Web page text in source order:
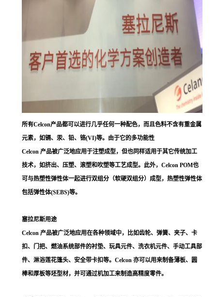
所有Celcon产品都可以进行几乎任何一种配色，而且色料不含有重金属
元素，如镉、汞、铅、铬(VI)等。由于它的多功能性
Celcon 产品被广泛地应用于注塑成型，但也同样适用于其它传统加工
技术，如挤出、压塑、滚塑和吹塑等工艺成型。此外，Celcon POM也
可与热塑性弹性体一起进行双组分（软硬双组分）成型，热塑性弹性体
包括弹性体(SEBS)等。
塞拉尼斯用途
Celcon 产品被广泛地应用在各种领域中，比如齿轮、弹簧、夹子、卡
扣、门把、燃油系统部件的衬垫、玩具元件、洗衣机元件、手动工具部
件、淋浴莲花篷头、安全带卡扣等。Celcon 亦可以用来制备薄板、圆
棒和厚板等坯型材，并可通过机加工来制造高精度零件。